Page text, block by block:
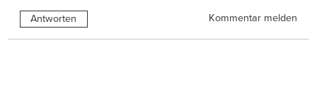
Antworten Kommentar melden